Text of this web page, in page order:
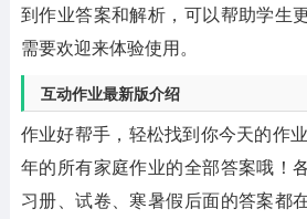
到作业答案和解析，可以帮助学生
需要欢迎来体验使用。
互动作业最新版介绍
作业好帮手，轻松找到你今天的作
年的所有家庭作业的全部答案哦！
习册、试卷、寒暑假后面的答案都